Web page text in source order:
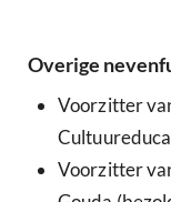
Overige
Voorzitter
Voorzitter